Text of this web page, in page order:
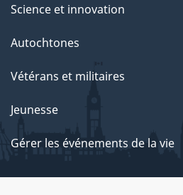
Science et innovation
Autochtones
Vétérans et militaires
Jeunesse
Gérer les événements de la vie